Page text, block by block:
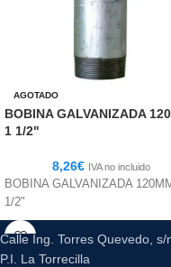
AGOTADO
BOBINA GALVANIZADA
1 1/2"
8,26€ IVA no incluido
BOBINA GALVANIZADA
1/2"
Calle Ing. Torres Quevedo, s/
P.I. La Torrecilla